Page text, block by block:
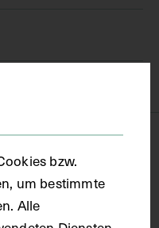
bzw.
um bestimmte
Alle